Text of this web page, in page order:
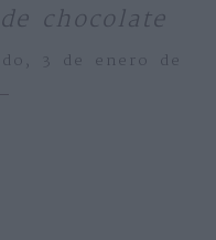
chocolate
3 de enero de